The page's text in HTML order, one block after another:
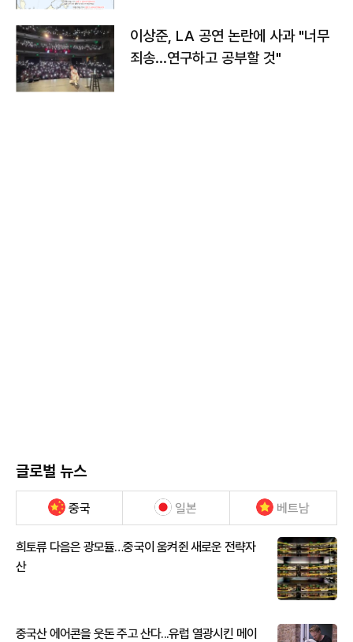
이상준, LA 공연 논란에 사과 "너무
죄송…연구하고 공부할 것"
글로벌 뉴스
중국 일본 베트남
희토류 다음은 광모듈…중국이 움켜쥔 새로운 전략자
산
중국산 에어콘을 웃돈 주고 산다...유럽 열광시킨 메이